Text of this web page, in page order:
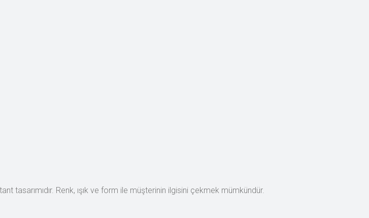
tasarımıdır. Renk, ışık ve form ile müşterinin ilgisini çekmek mümkündür.